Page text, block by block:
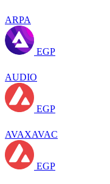
ARPA
EGP
AUDIO
EGP
AVAXAVAC
EGP